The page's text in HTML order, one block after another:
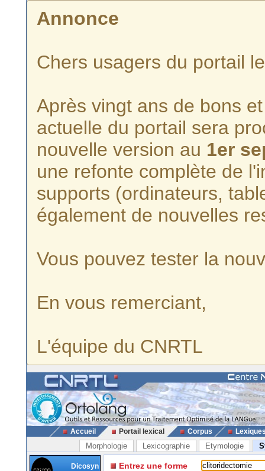
Annonce
Chers usagers du portail
Après vingt ans de bons
actuelle du portail sera
nouvelle version au 1er
une refonte complète de
supports (ordinateurs,
également de nouvelles
Vous pouvez tester la
En vous remerciant,
L'équipe du CNRTL
Accueil Portail lexical Corpus
Morphologie Lexicographie Etymologie
Dicosyn
Entrez une forme